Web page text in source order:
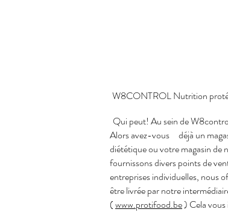
W8CONTROL Nutrition
Qui peut! Au sein de
Alors avez-vous
déjà un
diététique ou votre magasin de
fournissons divers points de
entreprises individuelles, nous
être livrée par notre
(www.protifood.be) Cela vous